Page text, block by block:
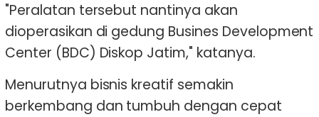
"Peralatan tersebut nantinya akan
dioperasikan di gedung Busines Development
Center (BDC) Diskop Jatim," katanya.
Menurutnya bisnis kreatif semakin
berkembang dan tumbuh dengan cepat